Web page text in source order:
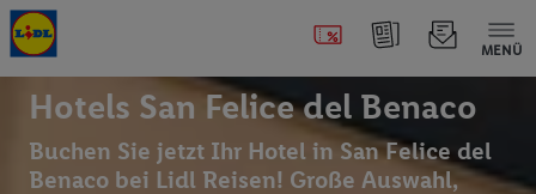
MENÜ
Hotels San Felice del Benaco
Buchen Sie jetzt Ihr Hotel in San Felice del
Benaco bei Lidl Reisen! Große Auswahl,